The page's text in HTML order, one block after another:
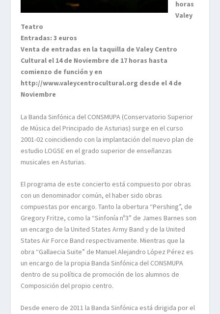
horas
Valey
Teatro
Entradas: 3 euros
Venta de entradas en la taquilla de Valey Centro
Cultural el 14 de Noviembre de 17 horas hasta
comienzo de función y en
http://www.valeycentrocultural.org desde el 4 de
Noviembre
La Banda Sinfónica del CONSMUPA (Conservatorio Superior
de Música del Principado de Asturias) surge en el curso
2001-02 coincidiendo con la implantación del nuevo plan de
estudio LOGSE en el grado superior de enseñanzas
musicales en Asturias.
El programa de este concierto está compuesto por obras
con un denominador común, el haber sido obras
compuestas por encargo. Tanto la obertura “Pershing”, de
Gregory Fritze, como la “Sinfonía nº3” de James Barnes son
un encargo de la United States Army Band y de la United
States Air Force Band respectivamente. Mientras que la
obra “Gallaecia Suite” de Manuel Alejandro López Pérez es
un encargo de la propia Banda Sinfónica del CONSMUPA
dentro de su política de promoción de los alumnos de
Composición del propio centro.
Desde enero de 2011 la Banda Sinfónica está dirigida por el